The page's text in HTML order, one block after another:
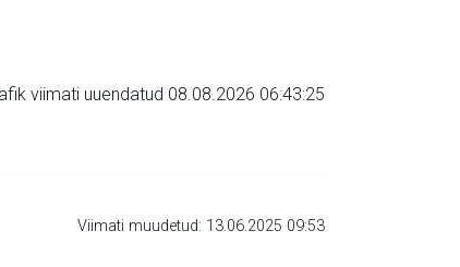
viimati uuendatud 08.08.2026 06:43:25
Viimati muudetud: 13.06.2025 09:53